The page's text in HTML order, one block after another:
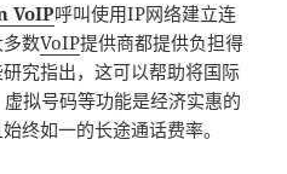
VoIP呼叫使用IP网络建立连
数VoIP提供商都提供负担得
究指出，这可以帮助将国际
拟号码等功能是经济实惠的
终如一的长途通话费率。